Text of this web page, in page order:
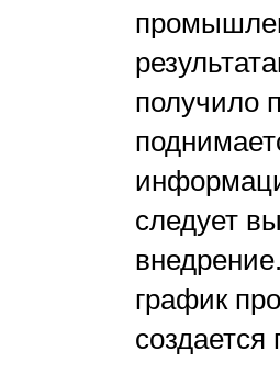
получило
следует
график